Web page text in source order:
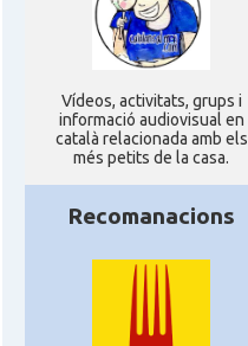
Ví­deos, activitats, grups i
informació audiovisual en
català relacionada amb els
més petits de la casa.
Recomanacions